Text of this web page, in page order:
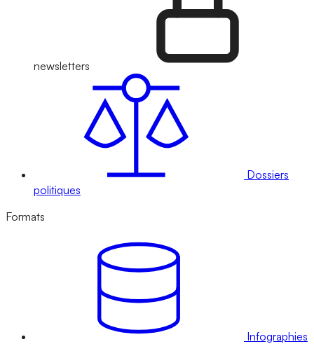
newsletters
Dossiers
politiques
Formats
Infographies